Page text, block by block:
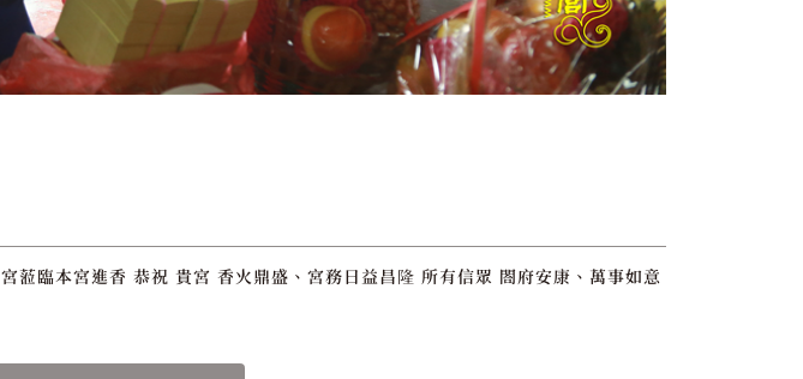
蒞臨本宮進香 恭祝 貴宮 香火鼎盛、宮務日益昌隆 所有信眾 閤府安康、萬事如意